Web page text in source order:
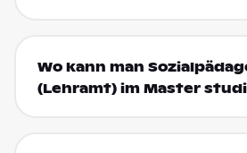
Wo kann man
(Lehramt) im Master